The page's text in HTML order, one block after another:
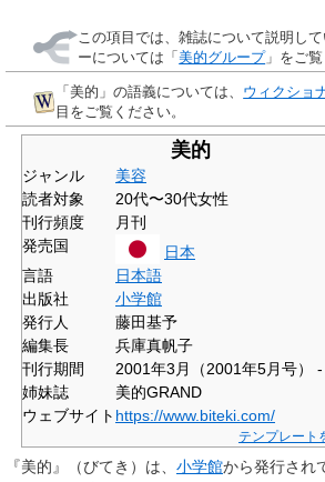
この項目では、雑誌について説明し
ーについては「美的グループ」をご覧
「美的 」の語義については、 ウィクショ
目をご覧ください。
美的
ジャンル
美容
読者対象
20代〜30代女性
刊行頻度
月刊
発売国
日本
言語
日本語
出版社
小学館
発行人
藤田基予
編集長
兵庫真帆子
刊行期間
2001年3月（2001年5月号）
姉妹誌
美的GRAND
ウェブサイト https://www.biteki.com/
テンプレート
『美的 』（びてき）は、 小学館から発行され